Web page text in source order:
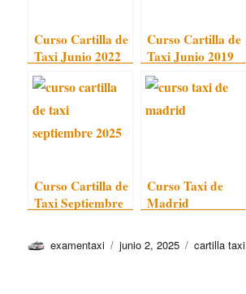
Curso Cartilla de
Taxi Junio 2022
Curso Cartilla de
Taxi Junio 2019
Curso Cartilla de
Taxi Septiembre
Curso Taxi de
Madrid
Autor
examentaxi
Publicado
junio 2, 2025 Categorías
cartilla taxi